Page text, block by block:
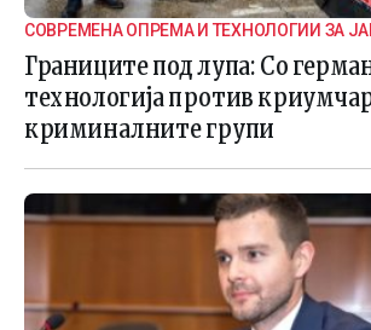
СОВРЕМЕНА ОПРЕМА И ТЕХНОЛОГИИ ЗА
ГРАНИЧНАТА БЕЗБЕДНОСТ
Границите под лупа: Со
технологија против
криминалните групи